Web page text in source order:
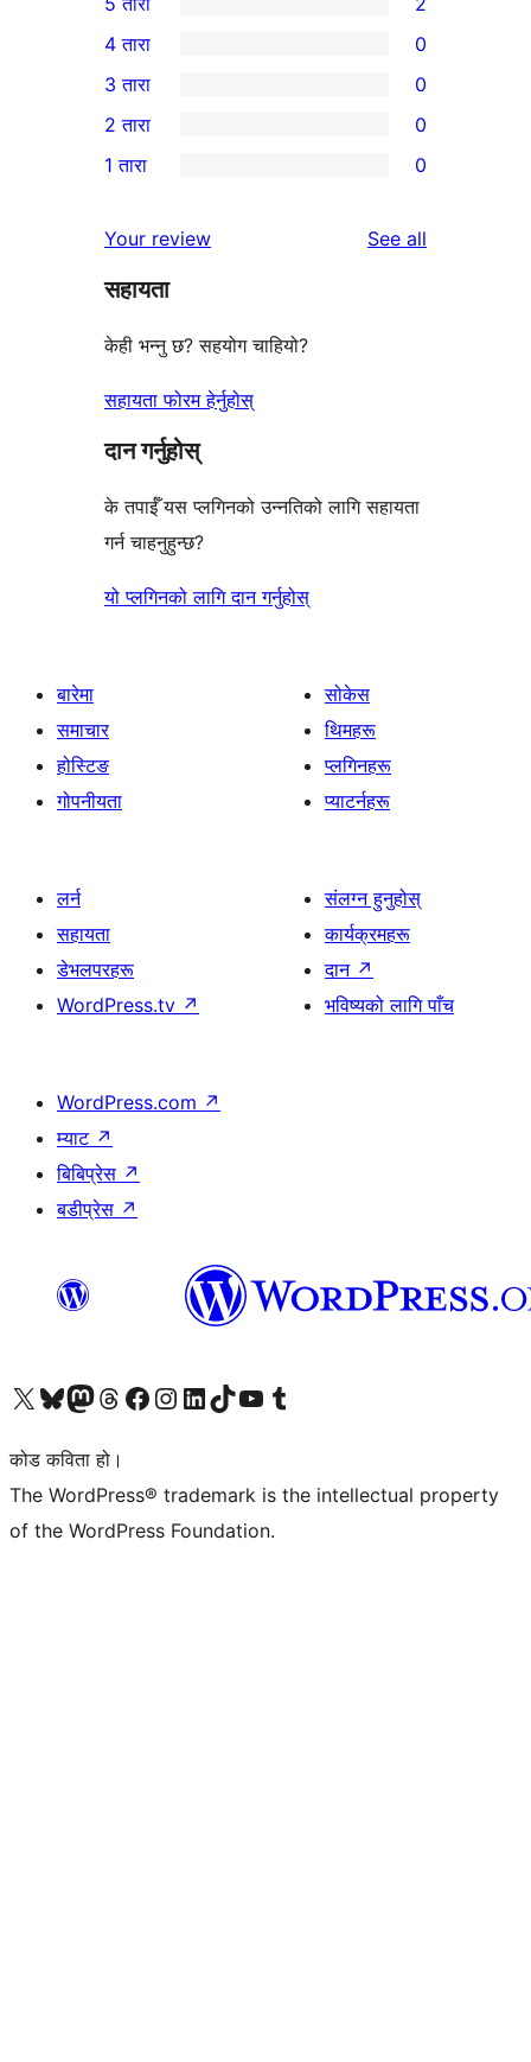
2
5-
तारा
समीक्षाहरू
4-
तारा
समीक्षाहरू
4 तारा 0
0
3-
तारा
3 तारा 0
2-
समीक्षाहरू
2 तारा 0
तारा
समीक्षाहरू
1 तारा 0
Your review See all
सहायता
केही भन्नु छ? सहयोग चाहियो?
सहायता फोरम हेर्नुहोस्
दान गर्नुहोस्
के तपाईँ यस प्लगिनको उन्नतिको लागि सहायता
गर्न चाहनुहुन्छ?
यो प्लगिनको लागि दान गर्नुहोस्
बारेमा
समाचार
होस्टिङ
गोपनीयता
सोकेस
थिमहरू
प्लगिनहरू
प्याटर्नहरू
लर्न
सहायता
डेभलपरहरू
WordPress.tv ↗
संलग्न हुनुहोस्
कार्यक्रमहरू
दान ↗
भविष्यको लागि पाँच
WordPress.com ↗
म्याट ↗
बिबिप्रेस ↗
बडीप्रेस ↗
हाम्रो X (पहिले ट्विटर) खातामा जानुहोस्
हाम्रो Bluesky खाता भ्रमण गर्नुहोस्
हाम्रो म्यास्टोडन खाता भ्रमण गर्नुहोस्
हाम्रो थ्रेड्स खातामा जानुहोस्
हाम्रो फेसबुक पेजमा जानुहोस्
हाम्रो इन्स्टाग्राम खातामा जानुहोस्
हाम्रो लिङ्क्डइन खातामा जानुहोस्
हाम्रो TikTok खाता भ्रमण गर्नुहोस्
हाम्रो युट्युब च्यानलमा जानुहोस्
हाम्रो टम्बलर खाता भ्रमण गर्नुहोस्
कोड कविता हो।
The WordPress® trademark is the intellectual property
of the WordPress Foundation.